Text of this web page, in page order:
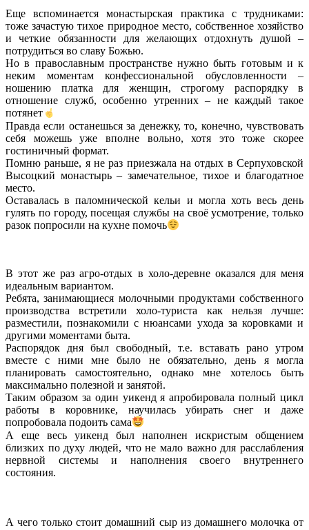
Еще вспоминается монастырская практика с трудниками:
тоже зачастую тихое природное место, собственное хозяйство
и четкие обязанности для желающих отдохнуть душой –
потрудиться во славу Божью.
Но в православным пространстве нужно быть готовым и к
неким моментам конфессиональной обусловленности –
ношению платка для женщин, строгому распорядку в
отношение служб, особенно утренних – не каждый такое
потянет
Правда если останешься за денежку, то, конечно, чувствовать
себя можешь уже вполне вольно, хотя это тоже скорее
гостиничный формат.
Помню раньше, я не раз приезжала на отдых в Серпуховской
Высоцкий монастырь – замечательное, тихое и благодатное
место.
Оставалась в паломнической кельи и могла хоть весь день
гулять по городу, посещая службы на своё усмотрение, только
разок попросили на кухне помочь
В этот же раз агро-отдых в холо-деревне оказался для меня
идеальным вариантом.
Ребята, занимающиеся молочными продуктами собственного
производства встретили холо-туриста как нельзя лучше:
разместили, познакомили с нюансами ухода за коровками и
другими моментами быта.
Распорядок дня был свободный, т.е. вставать рано утром
вместе с ними мне было не обязательно, день я могла
планировать самостоятельно, однако мне хотелось быть
максимально полезной и занятой.
Таким образом за один уикенд я апробировала полный цикл
работы в коровнике, научилась убирать снег и даже
попробовала подоить сама
А еще весь уикенд был наполнен искристым общением
близких по духу людей, что не мало важно для расслабления
нервной системы и наполнения своего внутреннего
состояния.
А чего только стоит домашний сыр из домашнего молочка от